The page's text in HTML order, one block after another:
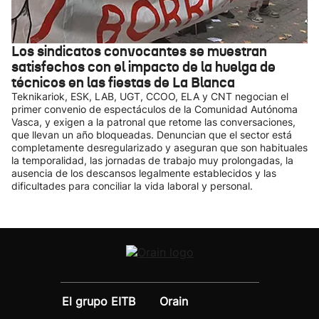
Los sindicatos convocantes se muestran
satisfechos con el impacto de la huelga de
técnicos en las fiestas de La Blanca
Teknikariok, ESK, LAB, UGT, CCOO, ELA y CNT negocian el
primer convenio de espectáculos de la Comunidad Autónoma
Vasca, y exigen a la patronal que retome las conversaciones,
que llevan un año bloqueadas. Denuncian que el sector está
completamente desregularizado y aseguran que son habituales
la temporalidad, las jornadas de trabajo muy prolongadas, la
ausencia de los descansos legalmente establecidos y las
dificultades para conciliar la vida laboral y personal.
El grupo EITB
Orain